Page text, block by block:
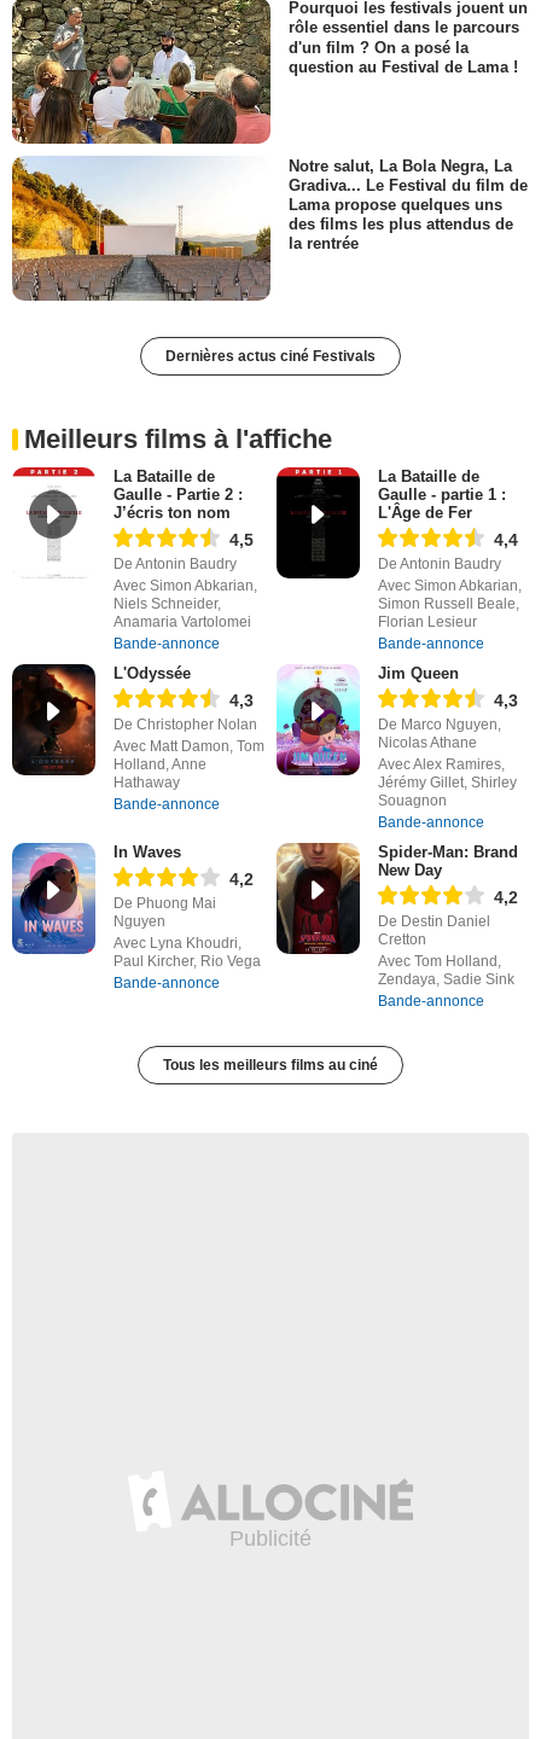
Pourquoi les festivals jouent un
rôle essentiel dans le parcours
d'un film ? On a posé la
question au Festival de Lama !
Notre salut, La Bola Negra, La
Gradiva... Le Festival du film de
Lama propose quelques uns
des films les plus attendus de
la rentrée
Dernières actus ciné Festivals
Meilleurs films à l'affiche
La Bataille de
Gaulle - Partie 2 :
J’écris ton nom
4,5
De Antonin Baudry
Avec Simon Abkarian,
Niels Schneider,
Anamaria Vartolomei
Bande-annonce
La Bataille de
Gaulle - partie 1 :
L'Âge de Fer
4,4
De Antonin Baudry
Avec Simon Abkarian,
Simon Russell Beale,
Florian Lesieur
Bande-annonce
L'Odyssée
4,3
De Christopher Nolan
Avec Matt Damon, Tom
Holland, Anne
Hathaway
Bande-annonce
Jim Queen
4,3
De Marco Nguyen,
Nicolas Athane
Avec Alex Ramires,
Jérémy Gillet, Shirley
Souagnon
Bande-annonce
In Waves
4,2
De Phuong Mai
Nguyen
Avec Lyna Khoudri,
Paul Kircher, Rio Vega
Bande-annonce
Spider-Man: Brand
New Day
4,2
De Destin Daniel
Cretton
Avec Tom Holland,
Zendaya, Sadie Sink
Bande-annonce
Tous les meilleurs films au ciné